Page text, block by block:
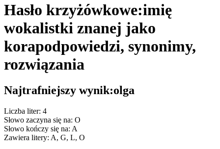
Hasło krzyżówkowe:imię
wokalistki znanej jako
korapodpowiedzi, synonimy,
rozwiązania
Najtrafniejszy wynik:olga
Liczba liter: 4
Słowo zaczyna się na: O
Słowo kończy się na: A
Zawiera litery: A, G, L, O